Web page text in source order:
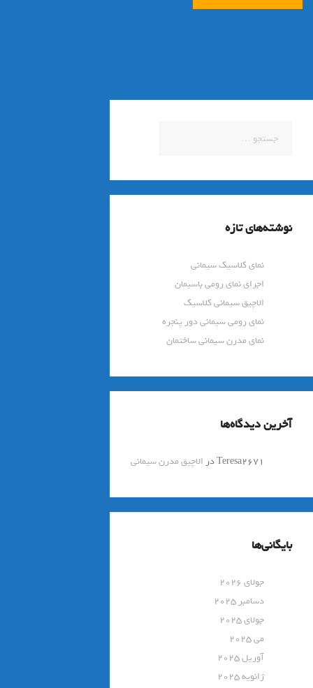
برای:
نوشته‌های تازه
نمای کلاسیک سیمانی
اجرای نمای رومی باسیمان
الاچیق سیمانی کلاسیک
نمای رومی سیمانی دور پنجره
نمای مدرن سیمانی ساختمان
آخرین دیدگاه‌ها
Teresa2671در الاچیق مدرن سیمانی
بایگانی‌ها
جولای 2026
دسامبر 2025
جولای 2025
می 2025
آوریل 2025
ژانویه 2025